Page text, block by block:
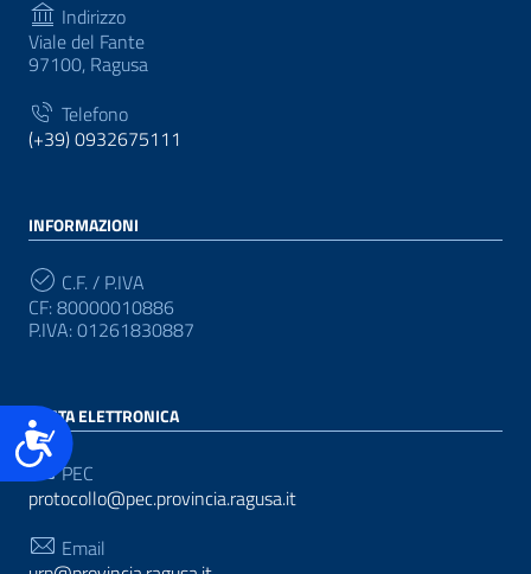
Accessibilità
Indirizzo
Viale del Fante
97100, Ragusa
Telefono
(+39) 0932675111
INFORMAZIONI
C.F. / P.IVA
CF: 80000010886
P.IVA: 01261830887
POSTA ELETTRONICA
PEC
protocollo@pec.provincia.ragusa.it
Email